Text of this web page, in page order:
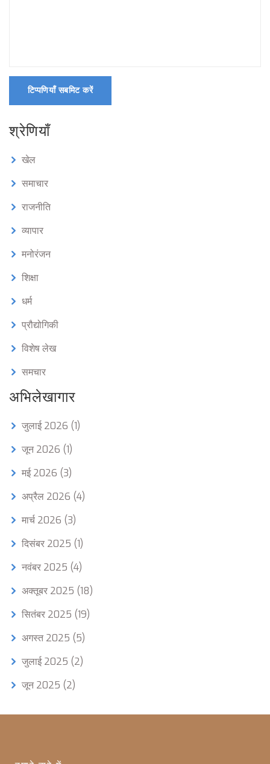
टिप्पणियाँ सबमिट करें
श्रेणियाँ
खेल
समाचार
राजनीति
व्यापार
मनोरंजन
शिक्षा
धर्म
प्रौद्योगिकी
विशेष लेख
समचार
अभिलेखागार
जुलाई 2026 (1)
जून 2026 (1)
मई 2026 (3)
अप्रैल 2026 (4)
मार्च 2026 (3)
दिसंबर 2025 (1)
नवंबर 2025 (4)
अक्तूबर 2025 (18)
सितंबर 2025 (19)
अगस्त 2025 (5)
जुलाई 2025 (2)
जून 2025 (2)